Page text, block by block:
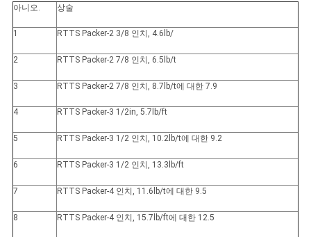
이
트
맵
PRIVACY
POLICY
아니오. 상술
1 RTTS Packer-2 3/8 인치, 4.6lb/
2 RTTS Packer-2 7/8 인치, 6.5lb/t
3 RTTS Packer-2 7/8 인치, 8.7lb/t에 대한 7.9
4 RTTS Packer-3 1/2in, 5.7lb/ft
5 RTTS Packer-3 1/2 인치, 10.2lb/t에 대한 9.2
6 RTTS Packer-3 1/2 인치, 13.3lb/ft
7 RTTS Packer-4 인치, 11.6lb/t에 대한 9.5
8 RTTS Packer-4 인치, 15.7lb/ft에 대한 12.5